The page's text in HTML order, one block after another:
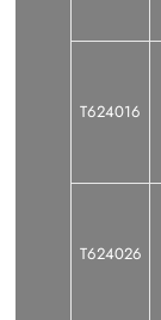
T624016
T624026